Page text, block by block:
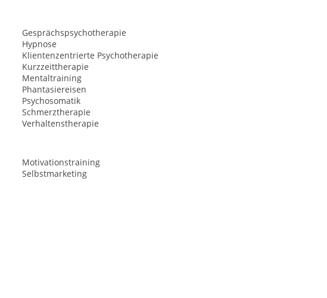
Gesprächspsychotherapie
Hypnose
Klientenzentrierte Psychotherapie
Kurzzeittherapie
Mentaltraining
Phantasiereisen
Psychosomatik
Schmerztherapie
Verhaltenstherapie
Motivationstraining
Selbstmarketing